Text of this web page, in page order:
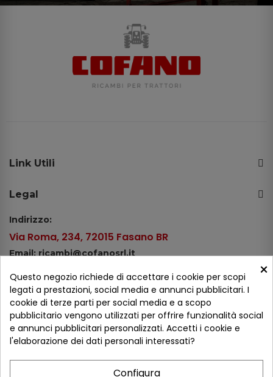
Link Utili
Legal
Indirizzo:
Via Roma, 234, 72015 Fasano BR
Email: ricambi@cofanosrl.it
Tel.: +39 080 44 13 478
WhatsApp: +39 334 98 51 100
Metodi di pagamento
×
Questo negozio richiede di accettare i cookie per scopi
legati a prestazioni, social media e annunci pubblicitari. I
cookie di terze parti per social media e a scopo
pubblicitario vengono utilizzati per offrire funzionalità social
e annunci pubblicitari personalizzati. Accetti i cookie e
l'elaborazione dei dati personali interessati?
Configura